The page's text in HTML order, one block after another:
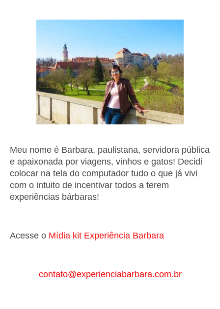
Meu nome é Barbara, paulistana, servidora pública
e apaixonada por viagens, vinhos e gatos! Decidi
colocar na tela do computador tudo o que já vivi
com o intuito de incentivar todos a terem
experiências bárbaras!
Acesse o Mídia kit Experiência Barbara
contato@experienciabarbara.com.br